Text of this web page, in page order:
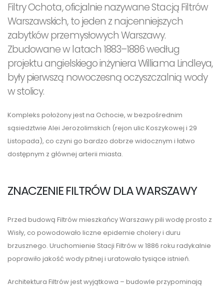
Filtry Ochota, oficjalnie nazywane Stacją Filtrów
Warszawskich, to jeden z najcenniejszych
zabytków przemysłowych Warszawy.
Zbudowane w latach 1883–1886 według
projektu angielskiego inżyniera Williama Lindleya,
były pierwszą nowoczesną oczyszczalnią wody
w stolicy.
Kompleks położony jest na Ochocie, w bezpośrednim
sąsiedztwie Alei Jerozolimskich (rejon ulic Koszykowej i 29
Listopada), co czyni go bardzo dobrze widocznym i łatwo
dostępnym z głównej arterii miasta.
ZNACZENIE FILTRÓW DLA WARSZAWY
Przed budową Filtrów mieszkańcy Warszawy pili wodę prosto z
Wisły, co powodowało liczne epidemie cholery i duru
brzusznego. Uruchomienie Stacji Filtrów w 1886 roku radykalnie
poprawiło jakość wody pitnej i uratowało tysiące istnień.
Architektura Filtrów jest wyjątkowa – budowle przypominają